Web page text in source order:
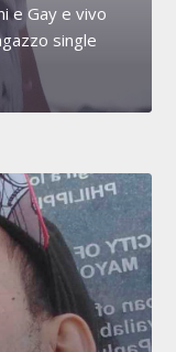
e Gay e vivo
single